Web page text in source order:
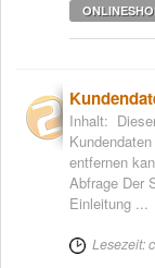
Inhalt:
entfernen
Abfrage Der
Einleitung ...
Lesezeit: